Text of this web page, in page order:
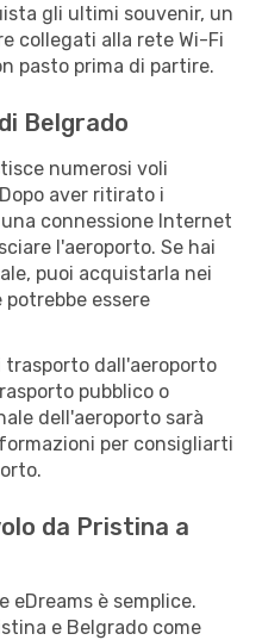
gli ultimi souvenir, un
collegati alla rete Wi-Fi
pasto prima di partire.
Belgrado
numerosi voli
aver ritirato i
connessione Internet
l'aeroporto. Se hai
puoi acquistarla nei
essere
trasporto dall'aeroporto
pubblico o
dell'aeroporto sarà
per consigliarti
da Pristina a
è semplice.
e Belgrado come